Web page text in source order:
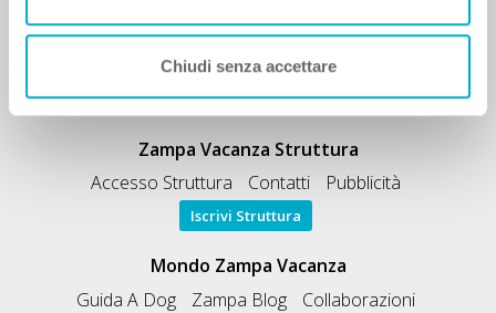
Chiudi senza accettare
Condividi Zampa Vacanza
Campagna Contro l'Abbandono
Chiedi A Zampa
Mi FIDO di TE
Iscrizione Magazine
Zampa Vacanza Struttura
Accesso Struttura
Contatti Pubblicità
Iscrivi Struttura
Mondo Zampa Vacanza
Guida A Dog
Zampa Blog
Collaborazioni